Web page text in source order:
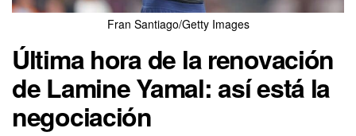
Fran Santiago/Getty Images
Última hora de la renovación
de Lamine Yamal: así está la
negociación